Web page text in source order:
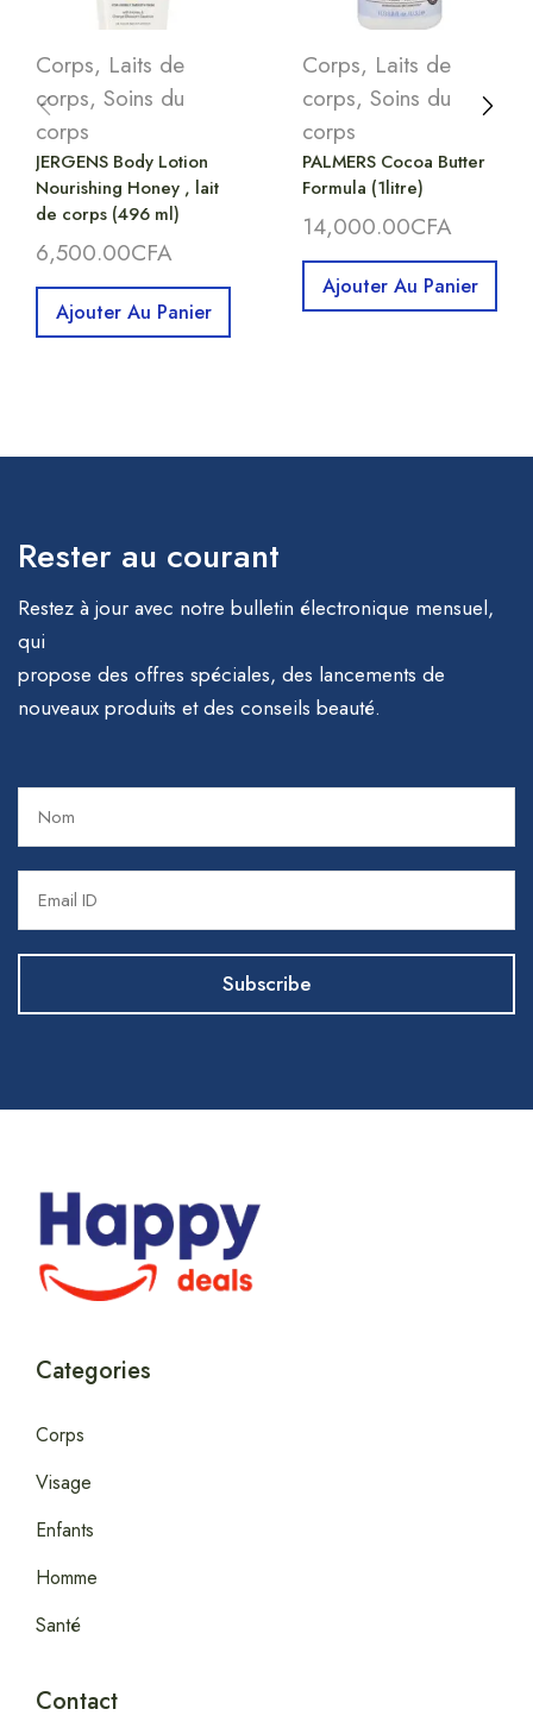
Corps, Laits de
corps, Soins du
corps
JERGENS Body Lotion
Nourishing Honey , lait
de corps (496 ml)
6,500.00CFA
Ajouter Au Panier
Corps, Laits de
corps, Soins du
corps
PALMERS Cocoa Butter
Formula (1litre)
14,000.00CFA
Ajouter Au Panier
Rester au courant
Restez à jour avec notre bulletin électronique mensuel,
qui
propose des offres spéciales, des lancements de
nouveaux produits et des conseils beauté.
Categories
Corps
Visage
Enfants
Homme
Santé
Contact